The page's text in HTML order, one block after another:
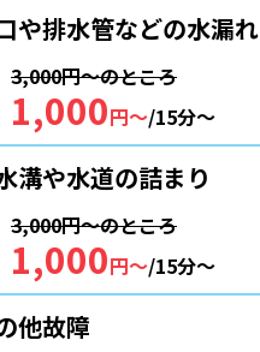
や排水管などの水漏れ
3,000円〜のところ
1,000円〜/15分〜
溝や水道の詰まり
3,000円〜のところ
1,000円〜/15分〜
他故障